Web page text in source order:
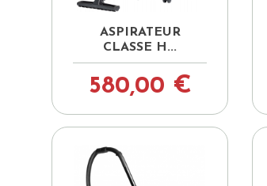
Aperçu rapide
ASPIRATEUR
CLASSE H...
580,00 €